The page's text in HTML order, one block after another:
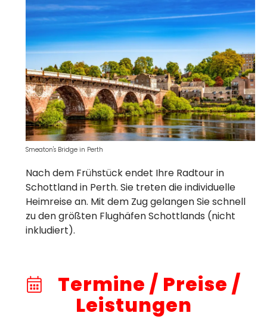
Nach dem Frühstück endet Ihre Radtour in
Schottland in Perth. Sie treten die individuelle
Heimreise an. Mit dem Zug gelangen Sie schnell
zu den größten Flughäfen Schottlands (nicht
inkludiert).
Smeaton's Bridge in Perth
Termine / Preise /
Leistungen